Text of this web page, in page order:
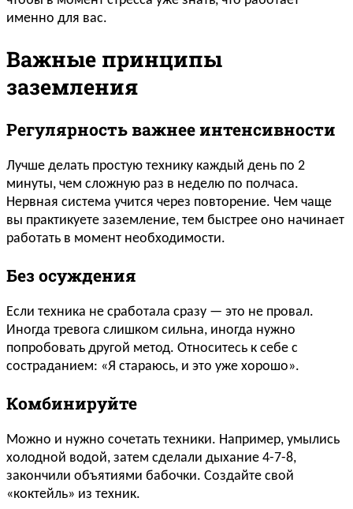
именно для вас.
Важные принципы
заземления
Регулярность важнее интенсивности
Лучше делать простую технику каждый день по 2
минуты, чем сложную раз в неделю по полчаса.
Нервная система учится через повторение. Чем чаще
вы практикуете заземление, тем быстрее оно начинает
работать в момент необходимости.
Без осуждения
Если техника не сработала сразу — это не провал.
Иногда тревога слишком сильна, иногда нужно
попробовать другой метод. Относитесь к себе с
состраданием: «Я стараюсь, и это уже хорошо».
Комбинируйте
Можно и нужно сочетать техники. Например, умылись
холодной водой, затем сделали дыхание 4-7-8,
закончили объятиями бабочки. Создайте свой
«коктейль» из техник.